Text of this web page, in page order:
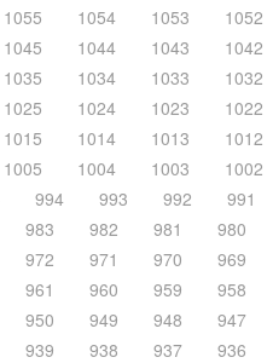
1055 1054 1053
1052
1045 1044 1043
1042
1035 1034 1033
1032
1025 1024 1023
1022
1015 1014 1013
1012
1005 1004 1003
1002
994 993 992
991
983 982 981
980
972 971 970
969
961 960 959
958
950 949 948
947
939 938 937
936